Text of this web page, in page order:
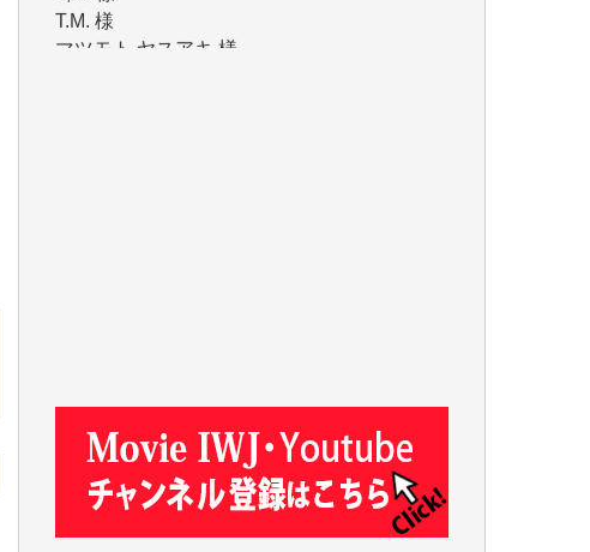
マシオン 恵美香 様
岩井 祐子 様
マシオン恵美香 様
平野智生 様
山本賢二 様
吉住俊昭 様